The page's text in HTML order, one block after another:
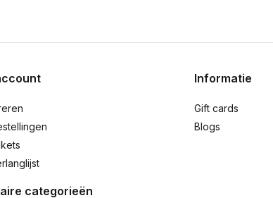
categorieën
Informatie
Gift cards
Blogs